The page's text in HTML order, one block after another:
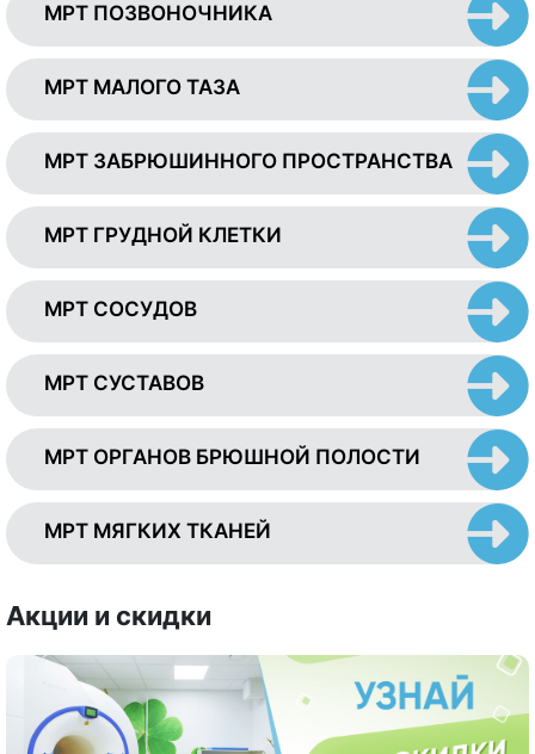
МРТ ПОЗВОНОЧНИКА
МРТ МАЛОГО ТАЗА
МРТ ЗАБРЮШИННОГО ПРОСТРАНСТВА
МРТ ГРУДНОЙ КЛЕТКИ
МРТ СОСУДОВ
МРТ СУСТАВОВ
МРТ ОРГАНОВ БРЮШНОЙ ПОЛОСТИ
МРТ МЯГКИХ ТКАНЕЙ
Акции и скидки